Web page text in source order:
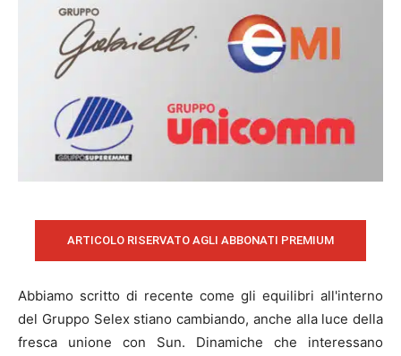
ARTICOLO RISERVATO AGLI ABBONATI PREMIUM
Abbiamo scritto di recente come gli equilibri all'interno
del Gruppo Selex stiano cambiando, anche alla luce della
fresca unione con Sun. Dinamiche che interessano